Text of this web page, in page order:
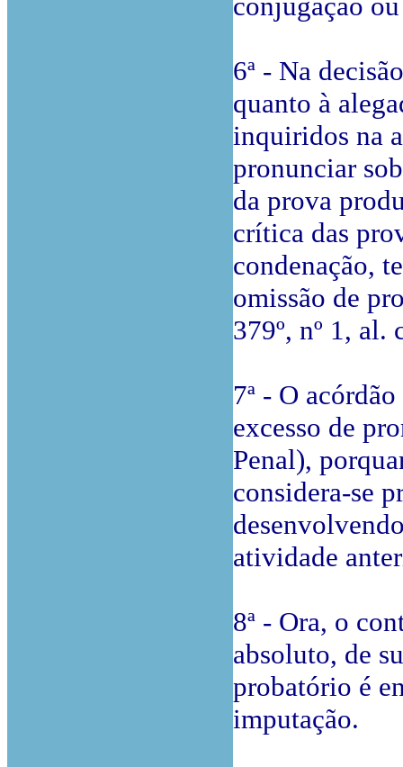
6ª - Na
quanto à
inquiridos na
pronunciar
da prova
crítica das
condenação,
omissão de
379º, nº 1, al.
7ª - O
excesso de
Penal),
considera-se
atividade
8ª - Ora, o
absoluto, de
probatório é
imputação.